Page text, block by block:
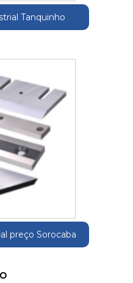
Tanquinho
preço Sorocaba